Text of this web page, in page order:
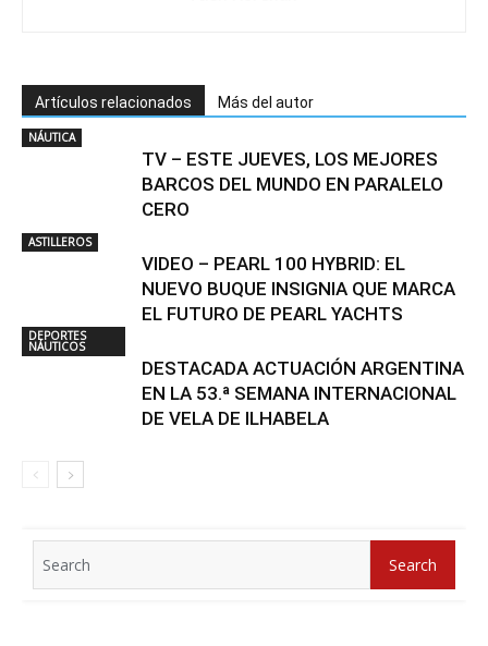
Artículos relacionados Más del autor
NÁUTICA
TV – ESTE JUEVES, LOS MEJORES
BARCOS DEL MUNDO EN PARALELO
CERO
ASTILLEROS
VIDEO – PEARL 100 HYBRID: EL
NUEVO BUQUE INSIGNIA QUE MARCA
EL FUTURO DE PEARL YACHTS
DEPORTES
NÁUTICOS
DESTACADA ACTUACIÓN ARGENTINA
EN LA 53.ª SEMANA INTERNACIONAL
DE VELA DE ILHABELA
for:
Search